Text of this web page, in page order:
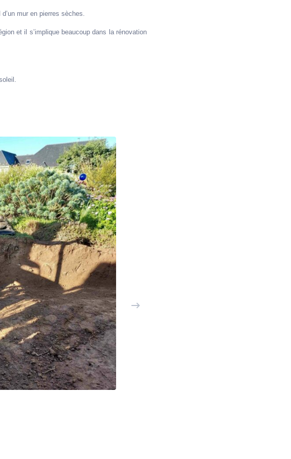
mur en pierres sèches.
et il s’implique beaucoup dans la rénovation